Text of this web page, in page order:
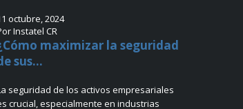
octubre, 2024
Instatel CR
maximizar la seguridad
sus...
seguridad de los activos empresariales
crucial, especialmente en industrias